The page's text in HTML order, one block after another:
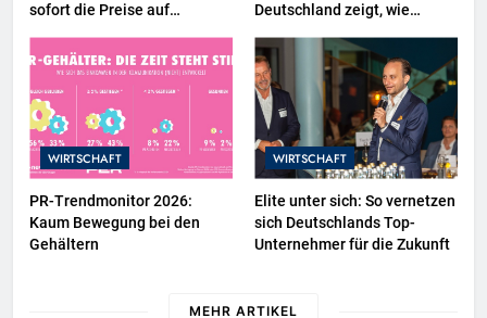
sofort die Preise auf
zu 16 Prozent / Mit
LECKERROM, CREMISEE,
EXCELSIOR süßer und
herzhafter Genuss
Deutschland zeigt, wie
eigenen Energieversorgern
werden und dabei sogar Geld
verdienen
WIRTSCHAFT
PR-Trendmonitor 2026:
Kaum Bewegung bei den
Gehältern
WIRTSCHAFT
Elite unter sich: So vernetzen
sich Deutschlands Top-
Unternehmer für die Zukunft
MEHR ARTIKEL